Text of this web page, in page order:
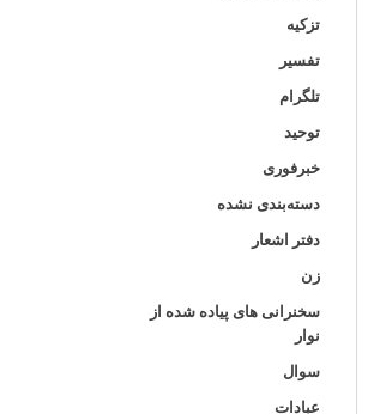
تزکیه
تفسیر
تلگرام
توحید
خبرفوری
دسته‌بندی نشده
دفتر اشعار
زن
سخنرانی های پیاده شده از
نوار
سوال
عبادات